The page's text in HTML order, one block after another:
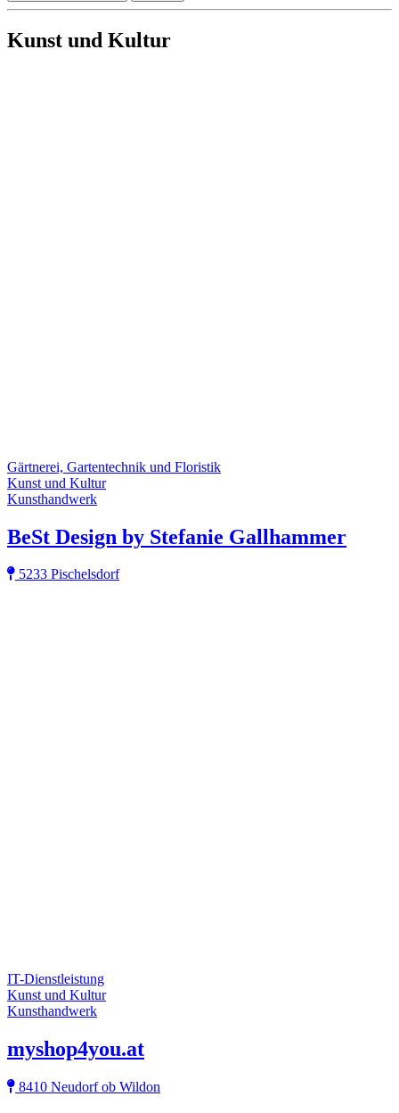
Kunst und Kultur
Gärtnerei, Gartentechnik und Floristik
Kunst und Kultur
Kunsthandwerk
BeSt Design by Stefanie Gallhammer
5233 Pischelsdorf
IT-Dienstleistung
Kunst und Kultur
Kunsthandwerk
myshop4you.at
8410 Neudorf ob Wildon